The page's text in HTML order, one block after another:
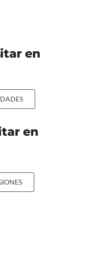
en
en